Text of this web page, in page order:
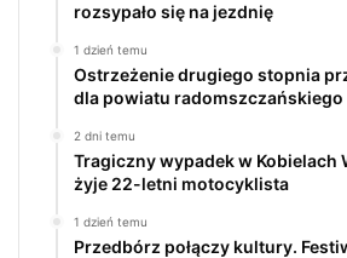
rozsypało się na jezdnię
1 dzień temu
Ostrzeżenie drugiego stopnia
dla powiatu radomszczańskiego
2 dni temu
Tragiczny wypadek w Kobielach
żyje 22-letni motocyklista
1 dzień temu
Przedbórz połączy kultury.